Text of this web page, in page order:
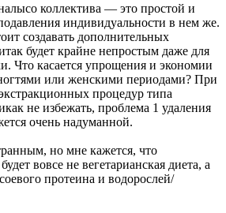
коллектива — это простой и
индивидуальности в нем же.
создавать дополнительных
будет крайне непростым даже для
Что касается упрощения и экономии
или женскими периодами? При
процедур типа
не избежать, проблема 1 удаления
очень надуманной.
но мне кажется, что
вовсе не вегетарианская диета, а
протеина и водорослей/